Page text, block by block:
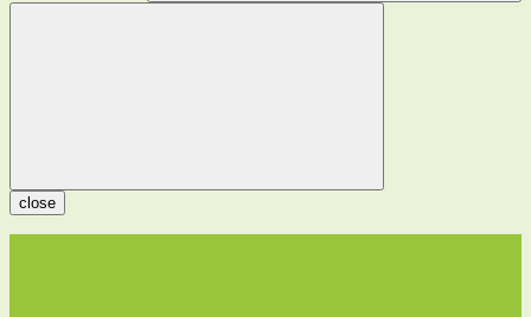
close